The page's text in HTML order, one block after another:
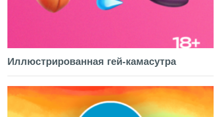
Иллюстрированная гей-камасутра